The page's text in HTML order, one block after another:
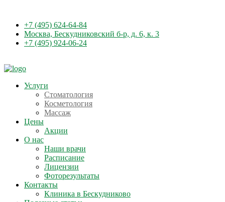
+7 (495) 624-64-84
Москва, Бескудниковский б-р, д. 6, к. 3
+7 (495) 924-06-24
Услуги
Стоматология
Косметология
Массаж
Цены
Акции
О нас
Наши врачи
Расписание
Лицензии
Фоторезультаты
Контакты
Клиника в Бескудниково